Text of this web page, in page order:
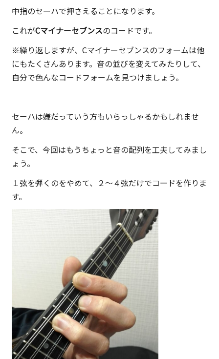
中指のセーハで押さえることになります。
これがCマイナーセブンスのコードです。
※繰り返しますが、Cマイナーセブンスのフォームは他
にもたくさんあります。音の並びを変えてみたりして、
自分で色んなコードフォームを見つけましょう。
セーハは嫌だっていう方もいらっしゃるかもしれませ
ん。
そこで、今回はもうちょっと音の配列を工夫してみまし
ょう。
１弦を弾くのをやめて、２～４弦だけでコードを作りま
す。